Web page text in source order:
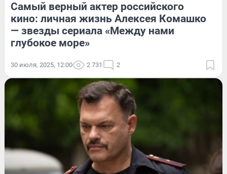
Самый верный актер российского
кино: личная жизнь Алексея Комашко
— звезды сериала «Между нами
глубокое море»
30 июля, 2025, 12:00 2 731 2